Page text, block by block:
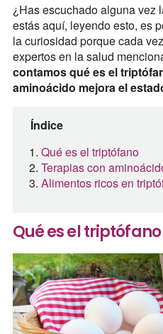
¿Has escuchado alguna vez
estás aquí, leyendo esto, es
la curiosidad porque cada
expertos en la salud
contamos qué es el
aminoácido mejora el
Índice
Qué es el triptófano
Terapias con
Alimentos ricos en
Qué es el triptófano